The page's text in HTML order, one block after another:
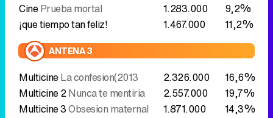
CinePrueba mortal 1.283.000
9,2%
¡que tiempo tan feliz!
1.467.000 11,2%
ANTENA 3
MulticineLa confesion(2013 2.326.000
16,6%
Multicine 2Nunca te mentiria 2.557.000
19,7%
Multicine 3Obsesion maternal 1.871.000 14,3%